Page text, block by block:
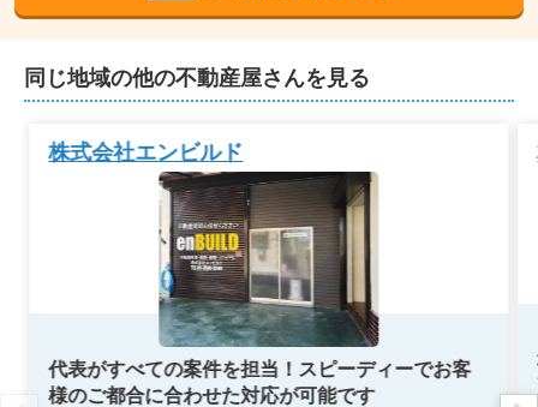
同じ地域の他の不動産屋さんを見る
株式会社エンビルド
代表がすべての案件を担当！スピーディーでお客
様のご都合に合わせた対応が可能です